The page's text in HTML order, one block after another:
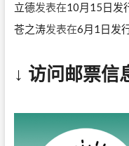
立德发表在10月15日发
苍之涛发表在6月1日发
↓ 访问邮票信